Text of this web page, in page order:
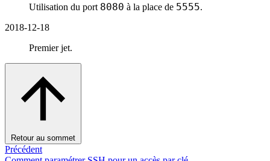
Utilisation du port 8080 à la place de 5555.
2018-12-18
Premier jet.
Retour au sommet
Précédent